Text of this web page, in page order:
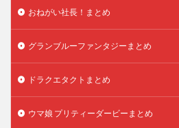
おねがい社長！まとめ
グランブルーファンタジーまとめ
ドラクエタクトまとめ
ウマ娘 プリティーダービーまとめ